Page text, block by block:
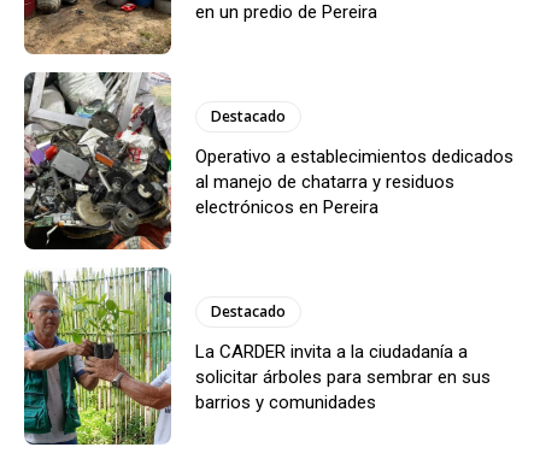
en un predio de Pereira
Destacado
Operativo a establecimientos dedicados
al manejo de chatarra y residuos
electrónicos en Pereira
Destacado
La CARDER invita a la ciudadanía a
solicitar árboles para sembrar en sus
barrios y comunidades